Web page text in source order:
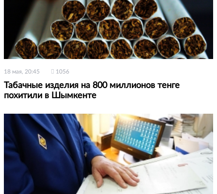
18 мая, 20:45 1056
Табачные изделия на 800 миллионов тенге
похитили в Шымкенте